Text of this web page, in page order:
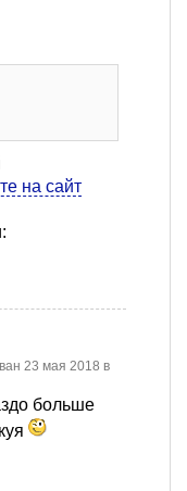
на сайт
23 мая 2018 в
больше